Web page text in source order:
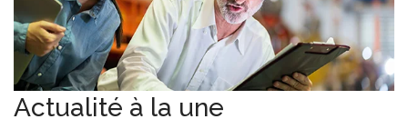
Actualité à la une